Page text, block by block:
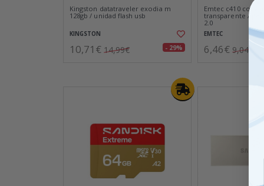
Kingston datatraveler exodia m
128gb / unidad flash usb
KINGSTON
10,71€ 14,99€ - 29%
Emtec c410 color
transparente /
2.0
EMTEC
6,46€ 9,04€